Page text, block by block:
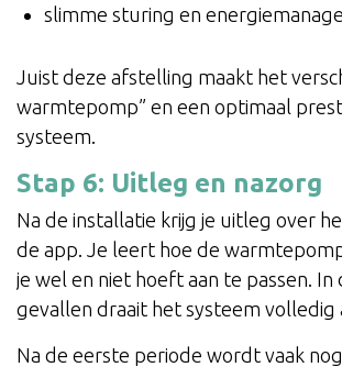
slimme sturing en
Juist deze afstelling maakt het
warmtepomp” en een optimaal
systeem.
Stap 6: Uitleg en nazorg
Na de installatie krijg je uitleg over
de app. Je leert hoe de
je wel en niet hoeft aan te passen. In
gevallen draait het systeem volledig
Na de eerste periode wordt vaak